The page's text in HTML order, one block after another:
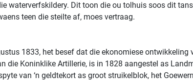
Dit toon die ou tolhuis soos dit
teen die steilte af, moes vertraag.
1833, het besef dat die ekonomiese
die Koninklike Artillerie, is in 1828 aangestel as
van ‘n geldtekort as groot struikelblok, het